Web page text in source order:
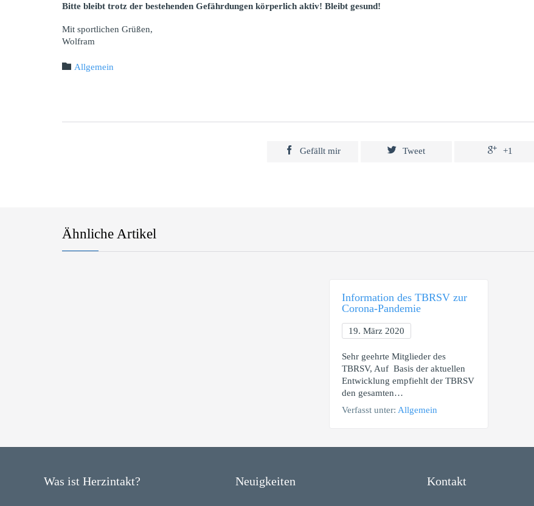
Bitte bleibt trotz der bestehenden Gefährdungen körperlich aktiv! Bleibt gesund!
Mit sportlichen Grüßen,
Wolfram
 Kategorie:
Allgemein
 Gefällt mir  Tweet  +1
Ähnliche Artikel
Information des TBRSV zur
Corona-Pandemie
19. März 2020
Sehr geehrte Mitglieder des
TBRSV, Auf Basis der aktuellen
Entwicklung empfiehlt der TBRSV
den gesamten…
Verfasst unter: Allgemein
Was ist Herzintakt? Neuigkeiten Kontakt